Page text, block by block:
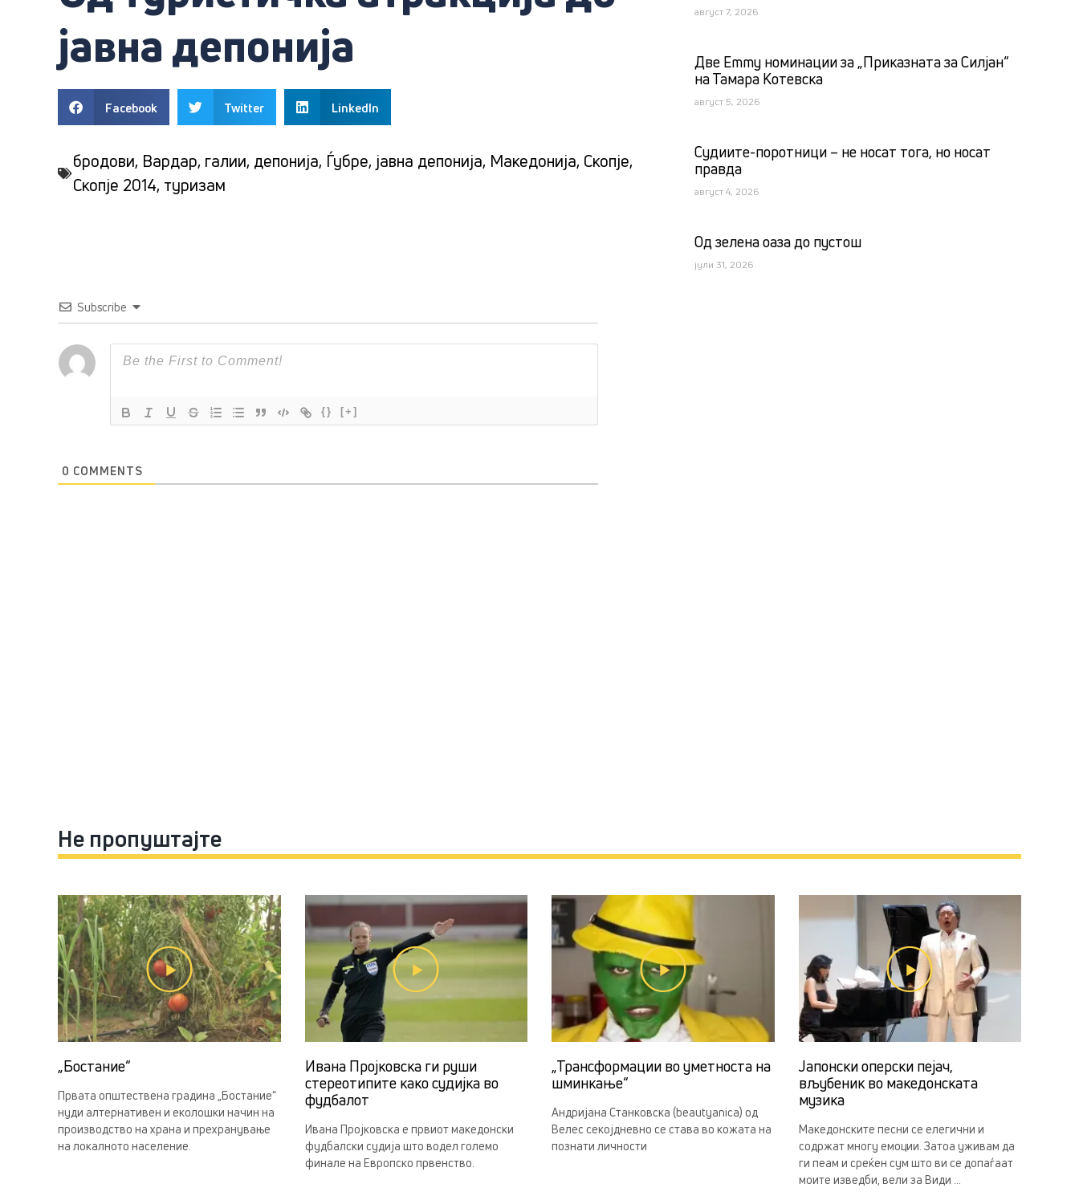
јавна депонија
Facebook Twitter LinkedIn
бродови, Вардар, галии, депонија, Ѓубре, јавна депонија, Македонија, Скопје,
Скопје 2014, туризам
Subscribe
{} [+]
0 COMMENTS
август 7, 2026
Две Emmy номинации за „Приказната за Силјан“
на Тамара Котевска
август 5, 2026
Судиите-поротници – не носат тога, но носат
правда
август 4, 2026
Од зелена оаза до пустош
јули 31, 2026
Не пропуштајте
„Бостание“
Првата општествена градина „Бостание“
нуди алтернативен и еколошки начин на
производство на храна и прехранување
на локалното население.
Ивана Пројковска ги руши
стереотипите како судијка во
фудбалот
Ивана Пројковска е првиот македонски
фудбалски судија што водел големо
финале на Европско првенство.
„Трансформации во уметноста на
шминкање“
Андријана Станковска (beautyanica) од
Велес секојдневно се става во кожата на
познати личности
Јапонски оперски пејач,
вљубеник во македонската
музика
Македонските песни се елегични и
содржат многу емоции. Затоа уживам да
ги пеам и среќен сум што ви се допаѓаат
моите изведби, вели за Види ...